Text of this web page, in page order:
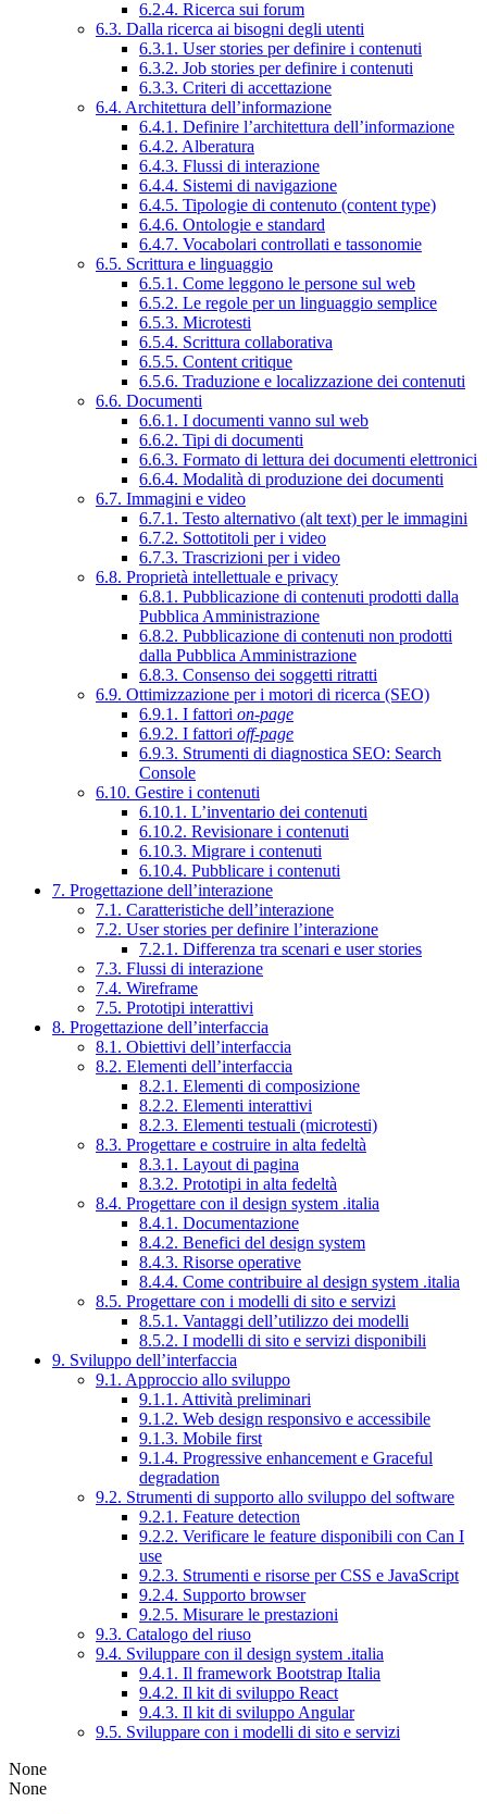
6.2.4. Ricerca sui forum
6.3. Dalla ricerca ai bisogni degli utenti
6.3.1. User stories per definire i contenuti
6.3.2. Job stories per definire i contenuti
6.3.3. Criteri di accettazione
6.4. Architettura dell’informazione
6.4.1. Definire l’architettura dell’informazione
6.4.2. Alberatura
6.4.3. Flussi di interazione
6.4.4. Sistemi di navigazione
6.4.5. Tipologie di contenuto (content type)
6.4.6. Ontologie e standard
6.4.7. Vocabolari controllati e tassonomie
6.5. Scrittura e linguaggio
6.5.1. Come leggono le persone sul web
6.5.2. Le regole per un linguaggio semplice
6.5.3. Microtesti
6.5.4. Scrittura collaborativa
6.5.5. Content critique
6.5.6. Traduzione e localizzazione dei contenuti
6.6. Documenti
6.6.1. I documenti vanno sul web
6.6.2. Tipi di documenti
6.6.3. Formato di lettura dei documenti elettronici
6.6.4. Modalità di produzione dei documenti
6.7. Immagini e video
6.7.1. Testo alternativo (alt text) per le immagini
6.7.2. Sottotitoli per i video
6.7.3. Trascrizioni per i video
6.8. Proprietà intellettuale e privacy
6.8.1. Pubblicazione di contenuti prodotti dalla
Pubblica Amministrazione
6.8.2. Pubblicazione di contenuti non prodotti
dalla Pubblica Amministrazione
6.8.3. Consenso dei soggetti ritratti
6.9. Ottimizzazione per i motori di ricerca (SEO)
6.9.1. I fattori on-page
6.9.2. I fattori off-page
6.9.3. Strumenti di diagnostica SEO: Search
Console
6.10. Gestire i contenuti
6.10.1. L’inventario dei contenuti
6.10.2. Revisionare i contenuti
6.10.3. Migrare i contenuti
6.10.4. Pubblicare i contenuti
7. Progettazione dell’interazione
7.1. Caratteristiche dell’interazione
7.2. User stories per definire l’interazione
7.2.1. Differenza tra scenari e user stories
7.3. Flussi di interazione
7.4. Wireframe
7.5. Prototipi interattivi
8. Progettazione dell’interfaccia
8.1. Obiettivi dell’interfaccia
8.2. Elementi dell’interfaccia
8.2.1. Elementi di composizione
8.2.2. Elementi interattivi
8.2.3. Elementi testuali (microtesti)
8.3. Progettare e costruire in alta fedeltà
8.3.1. Layout di pagina
8.3.2. Prototipi in alta fedeltà
8.4. Progettare con il design system .italia
8.4.1. Documentazione
8.4.2. Benefici del design system
8.4.3. Risorse operative
8.4.4. Come contribuire al design system .italia
8.5. Progettare con i modelli di sito e servizi
8.5.1. Vantaggi dell’utilizzo dei modelli
8.5.2. I modelli di sito e servizi disponibili
9. Sviluppo dell’interfaccia
9.1. Approccio allo sviluppo
9.1.1. Attività preliminari
9.1.2. Web design responsivo e accessibile
9.1.3. Mobile first
9.1.4. Progressive enhancement e Graceful
degradation
9.2. Strumenti di supporto allo sviluppo del software
9.2.1. Feature detection
9.2.2. Verificare le feature disponibili con Can I
use
9.2.3. Strumenti e risorse per CSS e JavaScript
9.2.4. Supporto browser
9.2.5. Misurare le prestazioni
9.3. Catalogo del riuso
9.4. Sviluppare con il design system .italia
9.4.1. Il framework Bootstrap Italia
9.4.2. Il kit di sviluppo React
9.4.3. Il kit di sviluppo Angular
9.5. Sviluppare con i modelli di sito e servizi
None
None